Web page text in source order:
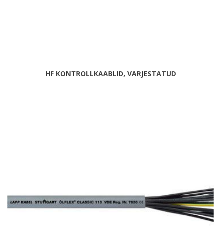
HF KONTROLLKAABLID, VARJESTATUD